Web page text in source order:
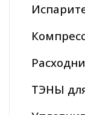
ТЭНЫ